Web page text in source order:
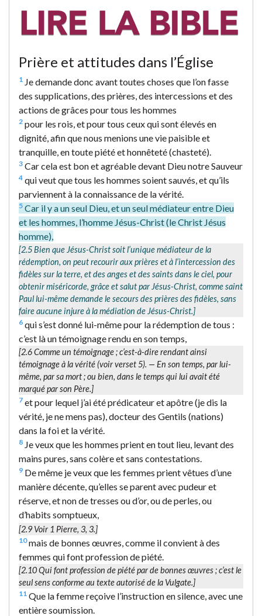
Prière et attitudes dans l’Église
1 Je demande donc avant toutes choses que l’on fasse
des supplications, des prières, des intercessions et des
actions de grâces pour tous les hommes
2 pour les rois, et pour tous ceux qui sont élevés en
dignité, afin que nous menions une vie paisible et
tranquille, en toute piété et honnêteté (chasteté).
3 Car cela est bon et agréable devant Dieu notre Sauveur
4 qui veut que tous les hommes soient sauvés, et qu’ils
parviennent à la connaissance de la vérité.
5 Car il y a un seul Dieu, et un seul médiateur entre Dieu
et les hommes, l’homme Jésus-Christ (le Christ Jésus
homme),
[2.5 Bien que Jésus-Christ soit l’unique médiateur de la
rédemption, on peut recourir aux prières et à l’intercession des
fidèles sur la terre, et des anges et des saints dans le ciel, pour
obtenir miséricorde, grâce et salut par Jésus-Christ, comme saint
Paul lui-même demande le secours des prières des fidèles, sans
faire aucune injure à la médiation de Jésus-Christ.]
6 qui s’est donné lui-même pour la rédemption de tous :
c’est là un témoignage rendu en son temps,
[2.6Comme un témoignage; c’est-à-dire rendant ainsi
témoignage à la vérité (voir verset 5). — En son temps, par lui-
même, par sa mort ; ou bien, dans le temps qui lui avait été
marqué par son Père.]
7 et pour lequel j’ai été prédicateur et apôtre (je dis la
vérité, je ne mens pas), docteur des Gentils (nations)
dans la foi et la vérité.
8 Je veux que les hommes prient en tout lieu, levant des
mains pures, sans colère et sans contestations.
9 De même je veux que les femmes prient vêtues d’une
manière décente, qu’elles se parent avec pudeur et
réserve, et non de tresses ou d’or, ou de perles, ou
d’habits somptueux,
[2.9 Voir 1 Pierre, 3, 3.]
10mais de bonnes œuvres, comme il convient à des
femmes qui font profession de piété.
[2.10Qui font profession de piété par de bonnes œuvres; c’est le
seul sens conforme au texte autorisé de la Vulgate.]
11 Que la femme reçoive l’instruction en silence, avec une
entière soumission.